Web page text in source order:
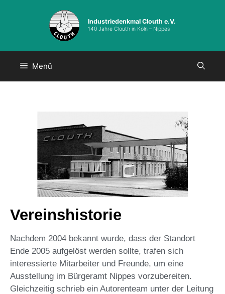
Industriedenkmal Clouth e.V.
140 Jahre Clouth in Köln – Nippes
Menü
Vereinshistorie
Nachdem 2004 bekannt wurde, dass der Standort
Ende 2005 aufgelöst werden sollte, trafen sich
interessierte Mitarbeiter und Freunde, um eine
Ausstellung im Bürgeramt Nippes vorzubereiten.
Gleichzeitig schrieb ein Autorenteam unter der Leitung